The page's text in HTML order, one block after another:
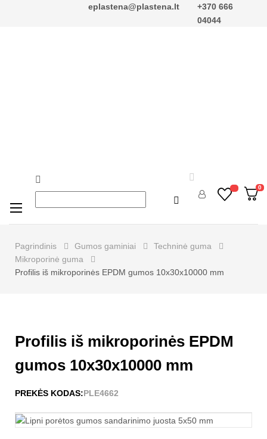
+370 666
04044
eplastena@plastena.lt
 

0
Perjungti
☰
Pagrindinis Gumos gaminiai
Techninė guma
Mikroporinė guma
Profilis iš mikroporinės EPDM gumos 10x30x10000 mm
Profilis iš mikroporinės EPDM
gumos 10x30x10000 mm
PREKĖS KODAS:PLE4662